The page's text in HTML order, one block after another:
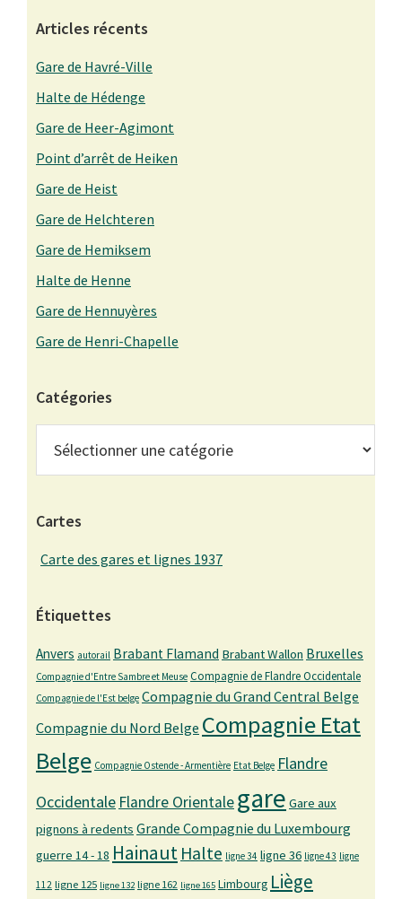
Articles récents
Gare de Havré-Ville
Halte de Hédenge
Gare de Heer-Agimont
Point d’arrêt de Heiken
Gare de Heist
Gare de Helchteren
Gare de Hemiksem
Halte de Henne
Gare de Hennuyères
Gare de Henri-Chapelle
Catégories
Cartes
Carte des gares et lignes 1937
Étiquettes
Anvers autorail Brabant Flamand Brabant Wallon Bruxelles
Compagnie d'Entre Sambre et Meuse Compagnie de Flandre Occidentale
Compagnie de l'Est belge Compagnie du Grand Central Belge
Compagnie du Nord Belge Compagnie Etat
Belge Compagnie Ostende - Armentière Etat Belge Flandre
Occidentale Flandre Orientalegare Gare aux
pignons à redents Grande Compagnie du Luxembourg
guerre 14 - 18 Hainaut Halte ligne 34 ligne 36 ligne 43 ligne
112 ligne 125 ligne 132 ligne 162 ligne 165 Limbourg Liège